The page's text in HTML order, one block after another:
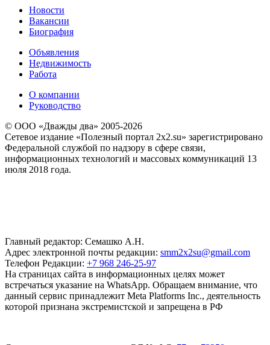
Новости
Вакансии
Биография
Объявления
Недвижимость
Работа
О компании
Руководство
© ООО «Дважды два» 2005-2026
Сетевое издание «Полезный портал 2x2.su» зарегистрировано
Федеральной службой по надзору в сфере связи,
информационных технологий и массовых коммуникаций 13
июля 2018 года.
Главный редактор: Семашко А.Н.
Адрес электронной почты редакции: smm2x2su@gmail.com
Телефон Редакции: +7 968 246-25-97
На страницах сайта в информационных целях может
встречаться указание на WhatsApp. Обращаем внимание, что
данный сервис принадлежит Meta Platforms Inc., деятельность
которой признана экстремистской и запрещена в РФ